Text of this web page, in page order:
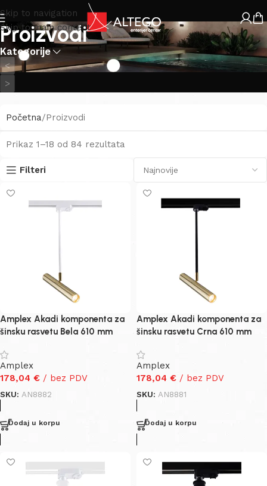
Skip to navigation
Skip to main content
Proizvodi
Kategorije
<
>
Početna Proizvodi
Prikaz 1–18 od 84 rezultata
Filteri
Amplex Akadi komponenta za
šinsku rasvetu Bela 610 mm
Amplex
178,04 € / bez PDV
SKU: AN8882
Dodaj u korpu
Amplex Akadi komponenta za
šinsku rasvetu Crna 610 mm
Amplex
178,04 € / bez PDV
SKU: AN8881
Dodaj u korpu